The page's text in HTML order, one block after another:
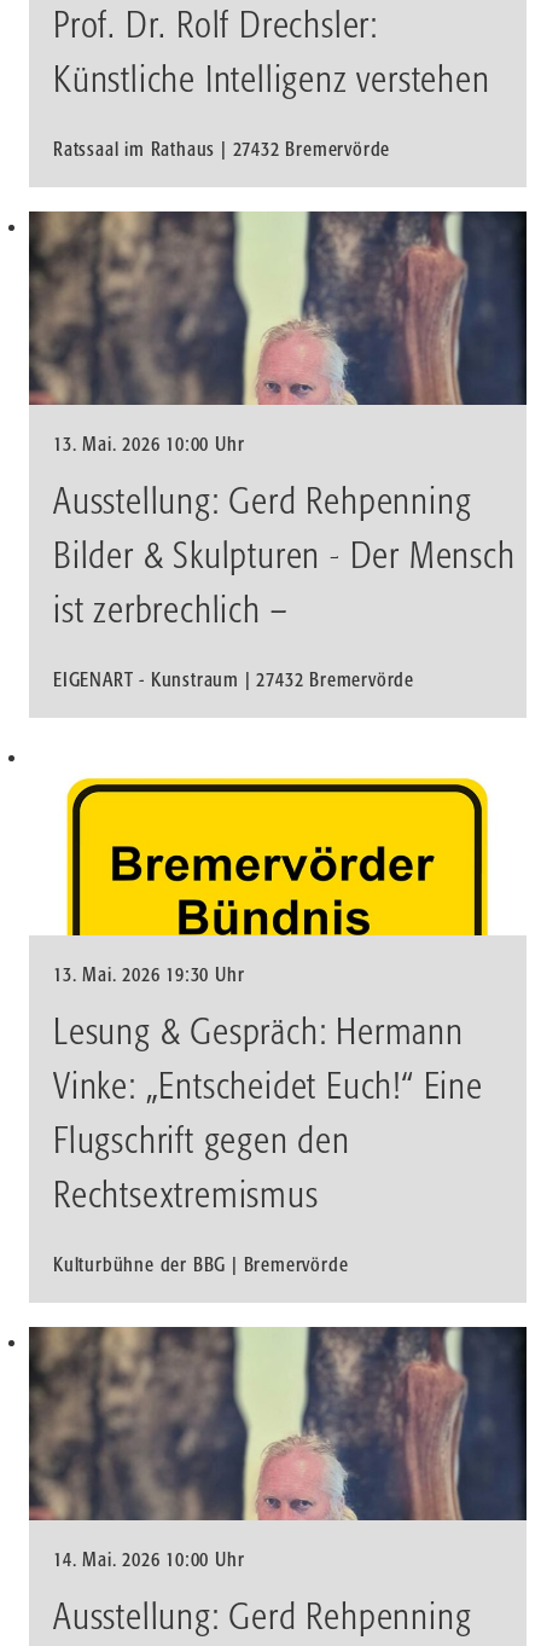
Prof. Dr. Rolf Drechsler:
Künstliche Intelligenz verstehen
Ratssaal im Rathaus | 27432 Bremervörde
13. Mai. 2026 10:00 Uhr
Ausstellung: Gerd Rehpenning
Bilder & Skulpturen - Der Mensch
ist zerbrechlich –
EIGENART - Kunstraum | 27432 Bremervörde
13. Mai. 2026 19:30 Uhr
Lesung & Gespräch: Hermann
Vinke: „Entscheidet Euch!“ Eine
Flugschrift gegen den
Rechtsextremismus
Kulturbühne der BBG | Bremervörde
14. Mai. 2026 10:00 Uhr
Ausstellung: Gerd Rehpenning